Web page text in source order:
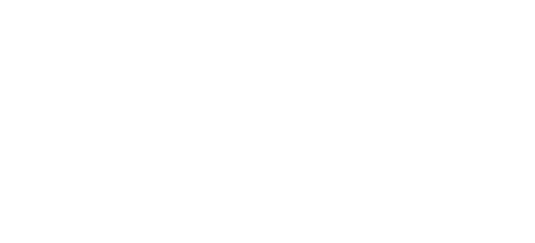
en
Pro la plus élevée
ans (2024-2026)
phare mondiale